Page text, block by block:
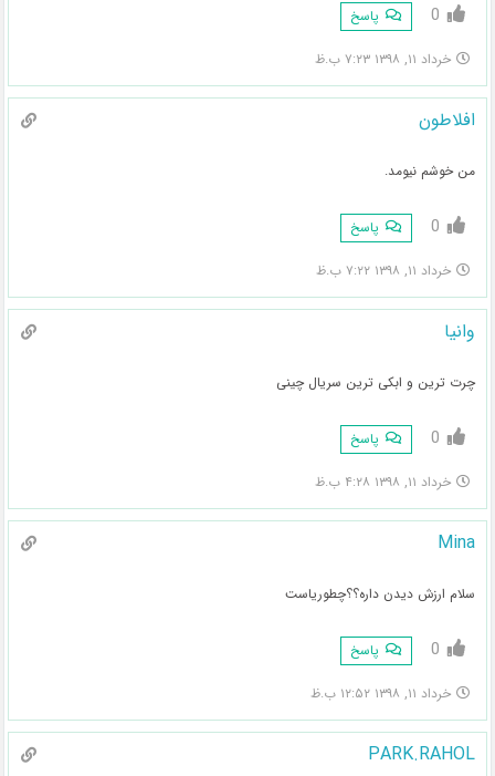
0 پاسخ
خرداد ۱۱, ۱۳۹۸ ۷:۲۳ ب.ظ
افلاطون
من خوشم نیومد.
0 پاسخ
خرداد ۱۱, ۱۳۹۸ ۷:۲۲ ب.ظ
وانیا
چرت ترین و ابکی ترین سریال چینی
0 پاسخ
خرداد ۱۱, ۱۳۹۸ ۴:۲۸ ب.ظ
Mina
سلام ارزش دیدن داره؟؟چطوریاست
0 پاسخ
خرداد ۱۱, ۱۳۹۸ ۱۲:۵۲ ب.ظ
PARK.RAHOL